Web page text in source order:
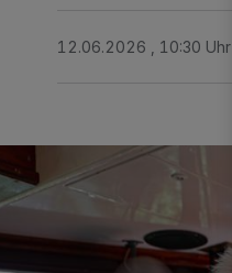
12.06.2026 , 10:30 Uhr